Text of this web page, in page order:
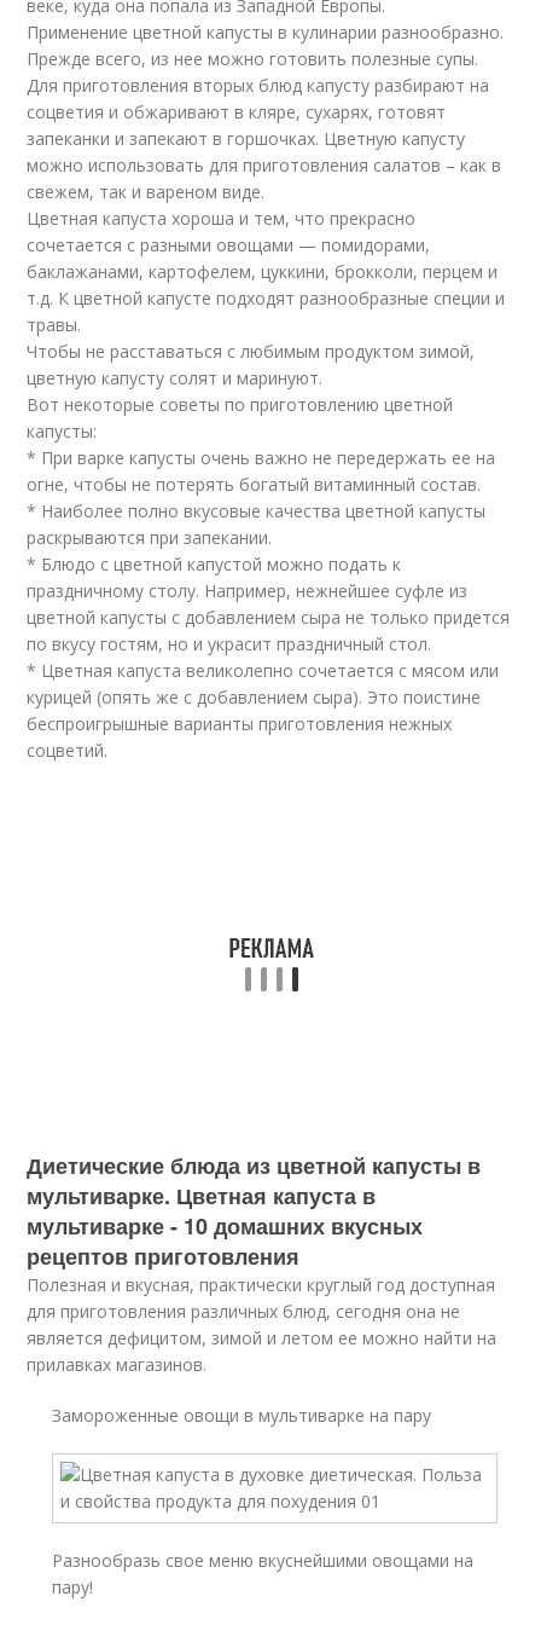
веке, куда она попала из Западной Европы.
Применение цветной капусты в кулинарии разнообразно.
Прежде всего, из нее можно готовить полезные супы.
Для приготовления вторых блюд капусту разбирают на
соцветия и обжаривают в кляре, сухарях, готовят
запеканки и запекают в горшочках. Цветную капусту
можно использовать для приготовления салатов – как в
свежем, так и вареном виде.
Цветная капуста хороша и тем, что прекрасно
сочетается с разными овощами — помидорами,
баклажанами, картофелем, цуккини, брокколи, перцем и
т.д. К цветной капусте подходят разнообразные специи и
травы.
Чтобы не расставаться с любимым продуктом зимой,
цветную капусту солят и маринуют.
Вот некоторые советы по приготовлению цветной
капусты:
* При варке капусты очень важно не передержать ее на
огне, чтобы не потерять богатый витаминный состав.
* Наиболее полно вкусовые качества цветной капусты
раскрываются при запекании.
* Блюдо с цветной капустой можно подать к
праздничному столу. Например, нежнейшее суфле из
цветной капусты с добавлением сыра не только придется
по вкусу гостям, но и украсит праздничный стол.
* Цветная капуста великолепно сочетается с мясом или
курицей (опять же с добавлением сыра). Это поистине
беспроигрышные варианты приготовления нежных
соцветий.
Диетические блюда из цветной капусты в
мультиварке. Цветная капуста в
мультиварке - 10 домашних вкусных
рецептов приготовления
Полезная и вкусная, практически круглый год доступная
для приготовления различных блюд, сегодня она не
является дефицитом, зимой и летом ее можно найти на
прилавках магазинов.
Замороженные овощи в мультиварке на пару
Разнообразь свое меню вкуснейшими овощами на
пару!